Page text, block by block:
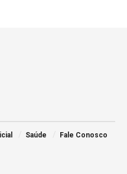
Saúde Fale Conosco